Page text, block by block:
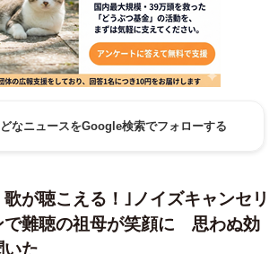
どなニュースをGoogle検索でフォローする
歌が聴こえる！｣ノイズキャンセリ
で難聴の祖母が笑顔に 思わぬ効
いた